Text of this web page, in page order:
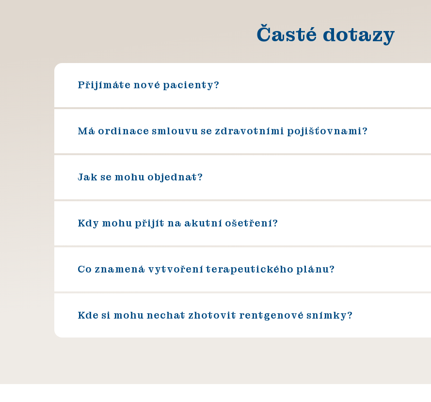
Časté dotazy
Přijímáte nové pacienty?
Má ordinace smlouvu se zdravotními pojišťovnami?
Jak se mohu objednat?
Kdy mohu přijít na akutní ošetření?
Co znamená vytvoření terapeutického plánu?
Kde si mohu nechat zhotovit rentgenové snímky?